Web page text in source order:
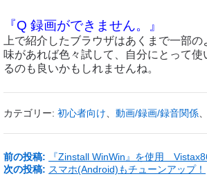
『Q 録画ができません。』
上で紹介したブラウザはあくまで一部
味があれば色々試して、自分にとって
るのも良いかもしれませんね。
カテゴリー: 初心者向け 動画/録画/録音関係
前の投稿:
『Zinstall WinWin』を使用
次の投稿: スマホ(Android)もチューンアップ！